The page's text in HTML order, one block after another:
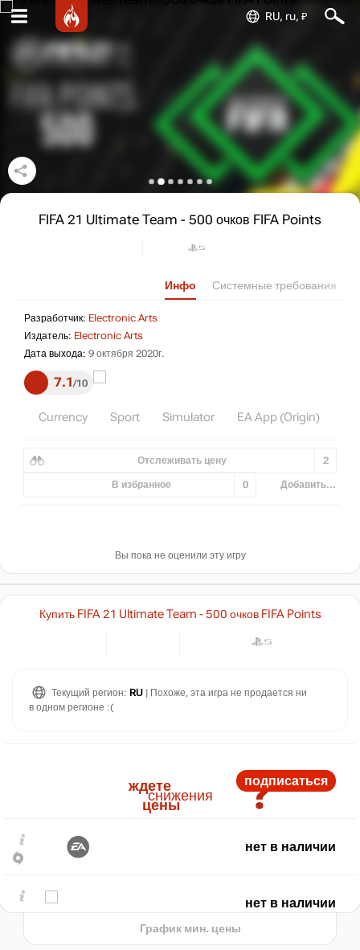
RU, ru, ₽
FIFA 21 Ultimate Team - 500 очков FIFA Points
Инфо Системные требования
Разработчик: Electronic Arts
Издатель: Electronic Arts
Дата выхода: 9 октября 2020г.
7.1 10
Currency Sport Simulator EA App (Origin)
Отслеживать цену 2
В избранное 0 Добавить...
Вы пока не оценили эту игру
Купить FIFA 21 Ultimate Team - 500 очков FIFA Points
Текущий регион: RU | Похоже, эта игра не продается ни
в одном регионе :(
?
ждете
снижения
цены
подписаться
нет в наличии
нет в наличии
t
min
max399
График мин. цены